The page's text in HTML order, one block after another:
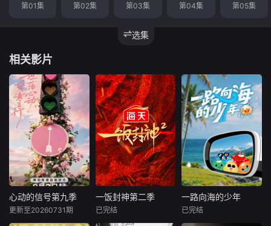
选集
第01集 第02集 第03集 第04集 第05集
相关影片
心动的信号第九季
心动的信号第九季
更新至20260731期
一饭封神第二季
一饭封神第二季
已完结
一路向海的少年
一路向海的少年
已完结